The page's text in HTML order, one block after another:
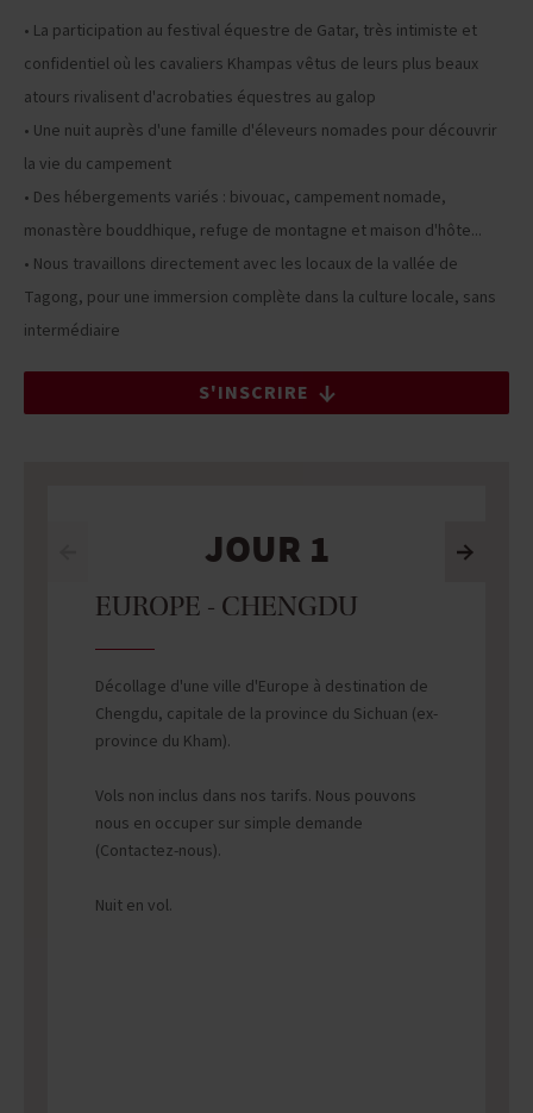
• La participation au festival équestre de Gatar, très intimiste et
confidentiel où les cavaliers Khampas vêtus de leurs plus beaux
atours rivalisent d'acrobaties équestres au galop
• Une nuit auprès d'une famille d'éleveurs nomades pour découvrir
la vie du campement
• Des hébergements variés : bivouac, campement nomade,
monastère bouddhique, refuge de montagne et maison d'hôte...
• Nous travaillons directement avec les locaux de la vallée de
Tagong, pour une immersion complète dans la culture locale, sans
intermédiaire
S'INSCRIRE
JOUR 1
EUROPE - CHENGDU
Décollage d'une ville d'Europe à destination de
Chengdu, capitale de la province du Sichuan (ex-
province du Kham).
Vols non inclus dans nos tarifs. Nous pouvons
nous en occuper sur simple demande
(Contactez-nous).
Nuit en vol.